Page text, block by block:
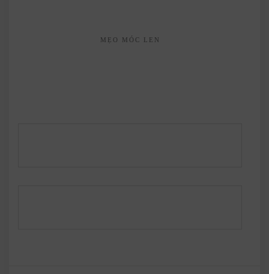
MẸO MÓC LEN